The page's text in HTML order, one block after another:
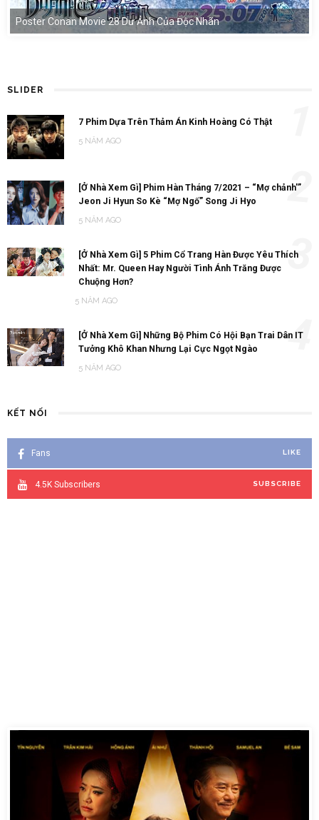
Poster Conan Movie 28 Dư Ảnh Của Độc Nhãn
SLIDER
7 Phim Dựa Trên Thảm Án Kinh Hoàng Có Thật
5 NĂM AGO
[Ở Nhà Xem Gì] Phim Hàn Tháng 7/2021 – “Mợ chảnh'”
Jeon Ji Hyun So Kè “Mợ Ngố” Song Ji Hyo
5 NĂM AGO
2
[Ở Nhà Xem Gì] 5 Phim Cổ Trang Hàn Được Yêu Thích
Nhất: Mr. Queen Hay Người Tình Ánh Trăng Được
Chuộng Hơn?
5 NĂM AGO
3
[Ở Nhà Xem Gì] Những Bộ Phim Có Hội Bạn Trai Dân IT
Tưởng Khô Khan Nhưng Lại Cực Ngọt Ngào
5 NĂM AGO
4
KẾT NỐI
Fans LIKE
4.5K Subscribers SUBSCRIBE